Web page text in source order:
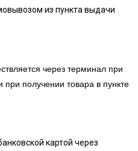
из пункта выдачи
через терминал при
получении товара в пункте
картой через